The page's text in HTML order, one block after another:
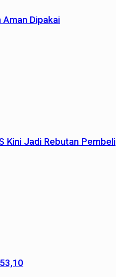
Aman Dipakai
Kini Jadi Rebutan Pembeli